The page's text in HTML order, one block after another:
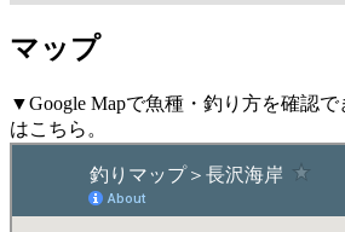
マップ
▼Google Mapで魚種・釣り方を確認
はこちら。